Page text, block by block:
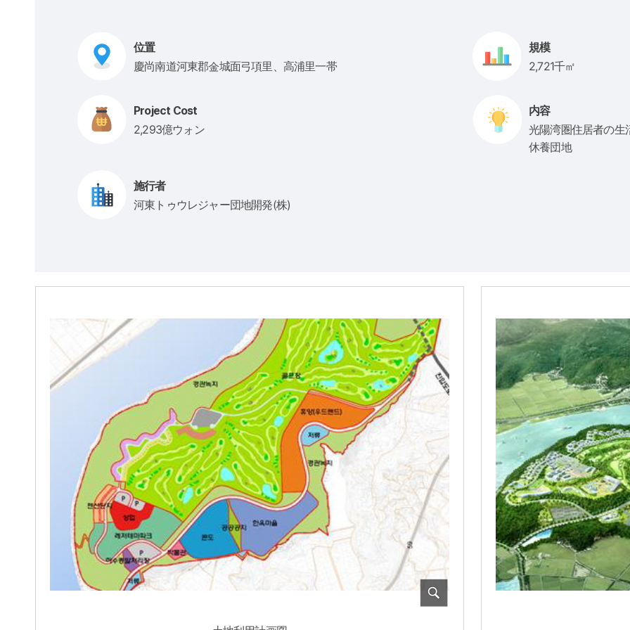
位置
慶尚南道河東郡金城面弓項里、高浦里一帯
規模
2,721千㎡
Project Cost
2,293億ウォン
内容
光陽湾圏住居者の生
休養団地
施行者
河東トゥウレジャー団地開発(株)